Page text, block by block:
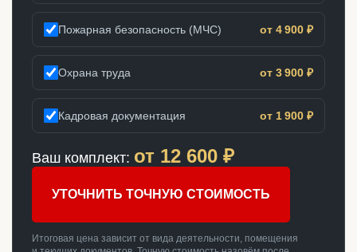
Пожарная безопасность (МЧС) от 4 900 ₽
Охрана труда от 3 900 ₽
Кадровая документация от 1 900 ₽
Ваш комплект: от 12 600 ₽
УТОЧНИТЬ ТОЧНУЮ СТОИМОСТЬ
Итоговая цена зависит от вида деятельности, помещения